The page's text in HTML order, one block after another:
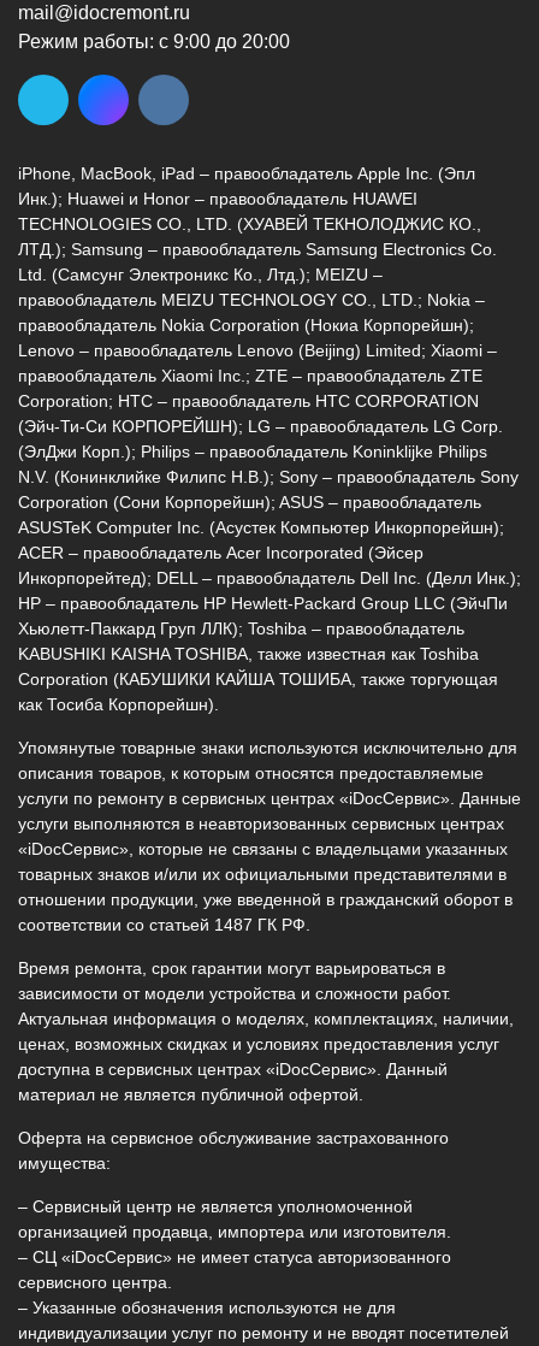
г. Новороссийск, ул. Героев Десантников,
8 (964) 914-44-74
(с 9:00 до 20:00)
г. Новороссийск, ул. Героев Десантников,
2/3
8 (964) 914-44-74 (с 9:00 до 20:00)
mail@idocremont.ru
Режим работы: с 9:00 до 20:00
iPhone, MacBook, iPad – правообладатель Apple Inc. (Эпл
Инк.); Huawei и Honor – правообладатель HUAWEI
TECHNOLOGIES CO., LTD. (ХУАВЕЙ ТЕКНОЛОДЖИС КО.,
ЛТД.); Samsung – правообладатель Samsung Electronics Co.
Ltd. (Самсунг Электроникс Ко., Лтд.); MEIZU –
правообладатель MEIZU TECHNOLOGY CO., LTD.; Nokia –
правообладатель Nokia Corporation (Нокиа Корпорейшн);
Lenovo – правообладатель Lenovo (Beijing) Limited; Xiaomi –
правообладатель Xiaomi Inc.; ZTE – правообладатель ZTE
Corporation; HTC – правообладатель HTC CORPORATION
(Эйч-Ти-Си КОРПОРЕЙШН); LG – правообладатель LG Corp.
(ЭлДжи Корп.); Philips – правообладатель Koninklijke Philips
N.V. (Конинклийке Филипс Н.В.); Sony – правообладатель Sony
Corporation (Сони Корпорейшн); ASUS – правообладатель
ASUSTeK Computer Inc. (Асустек Компьютер Инкорпорейшн);
ACER – правообладатель Acer Incorporated (Эйсер
Инкорпорейтед); DELL – правообладатель Dell Inc. (Делл Инк.);
HP – правообладатель HP Hewlett-Packard Group LLC (ЭйчПи
Хьюлетт-Паккард Груп ЛЛК); Toshiba – правообладатель
KABUSHIKI KAISHA TOSHIBA, также известная как Toshiba
Corporation (КАБУШИКИ КАЙША ТОШИБА, также торгующая
как Тосиба Корпорейшн).
Упомянутые товарные знаки используются исключительно для
описания товаров, к которым относятся предоставляемые
услуги по ремонту в сервисных центрах «iDocСервис». Данные
услуги выполняются в неавторизованных сервисных центрах
«iDocСервис», которые не связаны с владельцами указанных
товарных знаков и/или их официальными представителями в
отношении продукции, уже введенной в гражданский оборот в
соответствии со статьей 1487 ГК РФ.
Время ремонта, срок гарантии могут варьироваться в
зависимости от модели устройства и сложности работ.
Актуальная информация о моделях, комплектациях, наличии,
ценах, возможных скидках и условиях предоставления услуг
доступна в сервисных центрах «iDocСервис». Данный
материал не является публичной офертой.
Оферта на сервисное обслуживание застрахованного
имущества:
– Сервисный центр не является уполномоченной
организацией продавца, импортера или изготовителя.
– СЦ «iDocСервис» не имеет статуса авторизованного
сервисного центра.
– Указанные обозначения используются не для
индивидуализации услуг по ремонту и не вводят посетителей